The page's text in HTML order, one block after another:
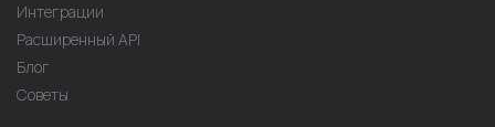
Интеграции
Расширенный API
Блог
Советы